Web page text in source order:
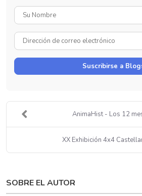
de
correo
Suscribirse a
AnimaHist - Los 12
XX Exhibición 4x4
SOBRE EL AUTOR